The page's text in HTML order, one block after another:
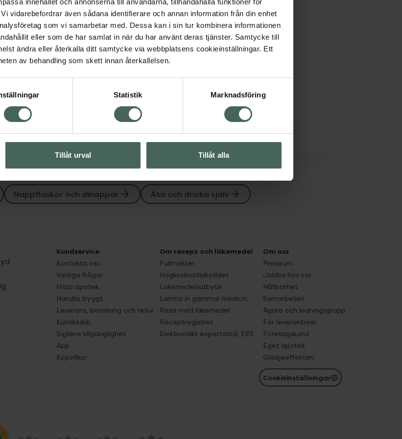
vidarebefordrar även sådana identifierare och annan information från din enhet
som vi samarbetar med. Dessa kan i sin tur kombinera informationen
eller som de har samlat in när du har använt deras tjänster. Samtycke till
ändra eller återkalla ditt samtycke via webbplatsens cookieinställningar. Ett
av behandling som skett innan återkallelsen.
Statistik Marknadsföring
Tillåt urval Tillåt alla
Visa
Visa
Nappflaskor och dinappar Äta och dricka själv
Kundservice
Kontakta oss
Vanliga frågor
Hitta apotek
Handla tryggt
Leverans, betalning och retur
Kundklubb
Sajtens tillgänglighet
App
Köpvillkor
Om recept och läkemedel
Fullmakter
Högkostnadsskyddet
Läkemedelsutbyte
Lämna in gammal medicin
Resa med läkemedel
Receptregistret
Elektroniskt expertstöd, EES
Om oss
Pressrum
Jobba hos oss
Hållbarhet
Samarbeten
Ägare och ledningsgrupp
För leverantörer
Företagskund
Eget apotek
Glädjeeffekten
Cookieinställningar